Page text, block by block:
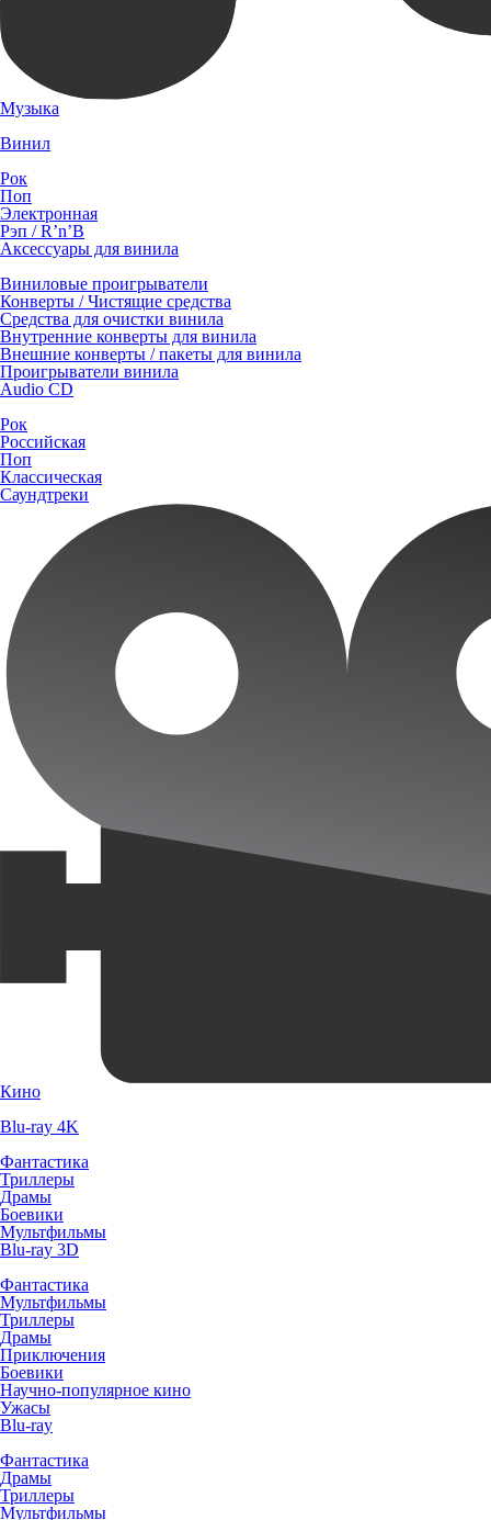
Музыка
Винил
Рок
Поп
Электронная
Рэп / R’n’B
Аксессуары для винила
Виниловые проигрыватели
Конверты / Чистящие средства
Средства для очистки винила
Внутренние конверты для винила
Внешние конверты / пакеты для винила
Проигрыватели винила
Audio CD
Рок
Российская
Поп
Классическая
Саундтреки
Кино
Blu-ray 4K
Фантастика
Триллеры
Драмы
Боевики
Мультфильмы
Blu-ray 3D
Фантастика
Мультфильмы
Триллеры
Драмы
Приключения
Боевики
Научно-популярное кино
Ужасы
Blu-ray
Фантастика
Драмы
Триллеры
Мультфильмы